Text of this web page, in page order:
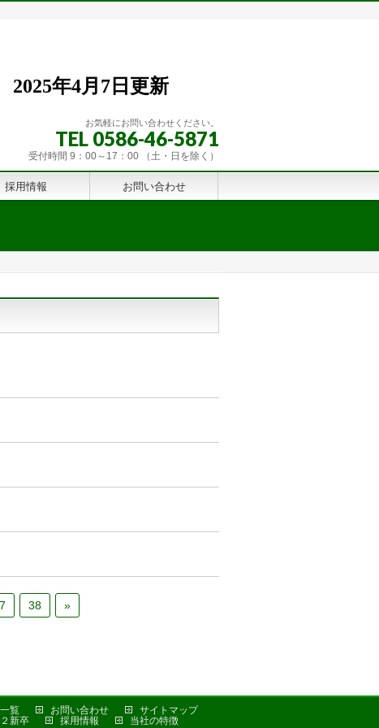
新
お気軽にお問い合わせください。
TEL 0586-46-5871
：00 （土・日を除く）
採用情報 お問い合わせ
38 »
覧 お問い合わせ
サイトマップ
新卒
採用情報 当社の特徴